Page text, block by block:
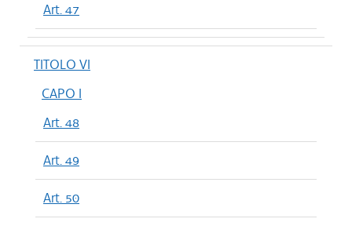
Art. 47
TITOLO VI
CAPO I
Art. 48
Art. 49
Art. 50